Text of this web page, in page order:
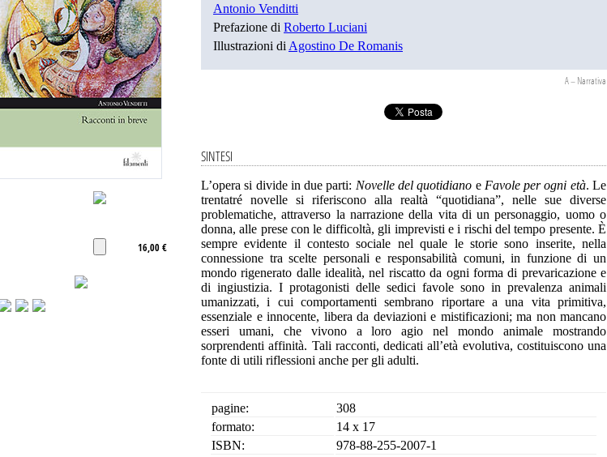
16,00 €
Antonio Venditti
Prefazione di Roberto Luciani
Illustrazioni di Agostino De Romanis
A – Narrativa
SINTESI
L’opera si divide in due parti: Novelle del quotidiano e Favole per ogni età. Le
trentatré novelle si riferiscono alla realtà “quotidiana”, nelle sue diverse
problematiche, attraverso la narrazione della vita di un personaggio, uomo o
donna, alle prese con le difficoltà, gli imprevisti e i rischi del tempo presente. È
sempre evidente il contesto sociale nel quale le storie sono inserite, nella
connessione tra scelte personali e responsabilità comuni, in funzione di un
mondo rigenerato dalle idealità, nel riscatto da ogni forma di prevaricazione e
di ingiustizia. I protagonisti delle sedici favole sono in prevalenza animali
umanizzati, i cui comportamenti sembrano riportare a una vita primitiva,
essenziale e innocente, libera da deviazioni e mistificazioni; ma non mancano
esseri umani, che vivono a loro agio nel mondo animale mostrando
sorprendenti affinità. Tali racconti, dedicati all’età evolutiva, costituiscono una
fonte di utili riflessioni anche per gli adulti.
pagine:
308
formato:
14 x 17
ISBN:
978-88-255-2007-1